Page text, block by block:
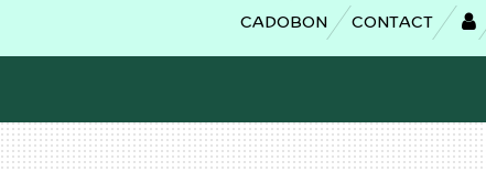
CADOBON
CONTACT